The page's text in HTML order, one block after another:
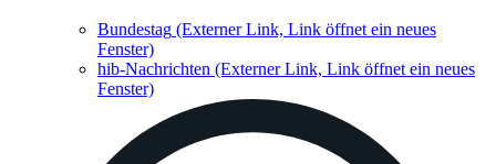
Bundestag (Externer Link, Link öffnet ein neues
Fenster)
hib-Nachrichten (Externer Link, Link öffnet ein neues
Fenster)